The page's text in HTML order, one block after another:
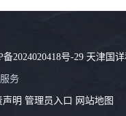
备2024020418号-29 天津国详
务
声明 管理员入口 网站地图